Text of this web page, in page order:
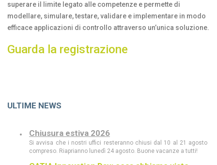
superare il limite legato alle competenze e permette di
modellare, simulare, testare, validare e implementare in modo
efficace applicazioni di controllo attraverso un’unica soluzione.
Guarda la registrazione
ULTIME NEWS
Chiusura estiva 2026
Si avvisa che i nostri uffici resteranno chiusi dal 10 al 21 agosto
compreso. Riaprianno lunedì 24 agosto. Buone vacanze a tutti!
CATIA Innovation Day: cosa abbiamo visto